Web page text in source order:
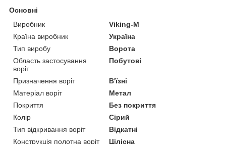
Основні
Виробник
Viking-M
Країна виробник
Україна
Тип виробу
Ворота
Область застосування
воріт
Побутові
Призначення воріт
В'їзні
Матеріал воріт
Метал
Покриття
Без покриття
Колір
Сірий
Тип відкривання воріт
Відкатні
Конструкція полотна воріт
Цілісна